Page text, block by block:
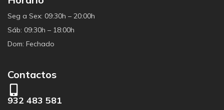
Seg a Sex: 09:30h – 20:00h
Sáb: 09:30h – 18:00h
Dom: Fechado
Contactos
932 483 581